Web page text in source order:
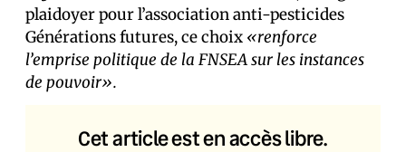
plaidoyer pour l’association anti-pesticides
Générations futures, ce choix «renforce
l’emprise politique de la FNSEA sur les instances
de pouvoir».
Cet article est en accès libre.